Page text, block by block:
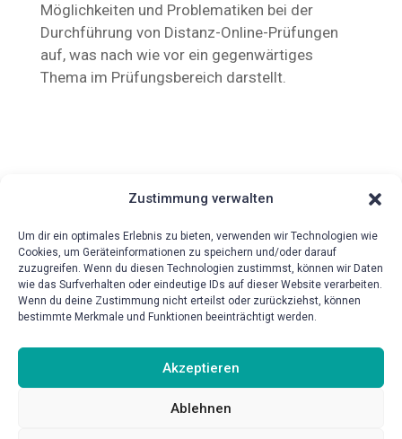
Zustimmung verwalten
Um dir ein optimales Erlebnis zu bieten, verwenden wir Technologien wie
Cookies, um Geräteinformationen zu speichern und/oder darauf
zuzugreifen. Wenn du diesen Technologien zustimmst, können wir Daten
wie das Surfverhalten oder eindeutige IDs auf dieser Website verarbeiten.
Wenn du deine Zustimmung nicht erteilst oder zurückziehst, können
bestimmte Merkmale und Funktionen beeinträchtigt werden.
Akzeptieren
Ablehnen
Möglichkeiten und Problematiken bei der
Durchführung von Distanz-Online-Prüfungen
auf, was nach wie vor ein gegenwärtiges
Thema im Prüfungsbereich darstellt.
{!{wpv-post-date format=’d.m.Y‘}!}